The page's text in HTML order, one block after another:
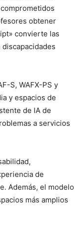
obtener
convierte las
S, WAFX-PS y
y espacios de
de IA de
a servicios
de
Además, el modelo
más amplios